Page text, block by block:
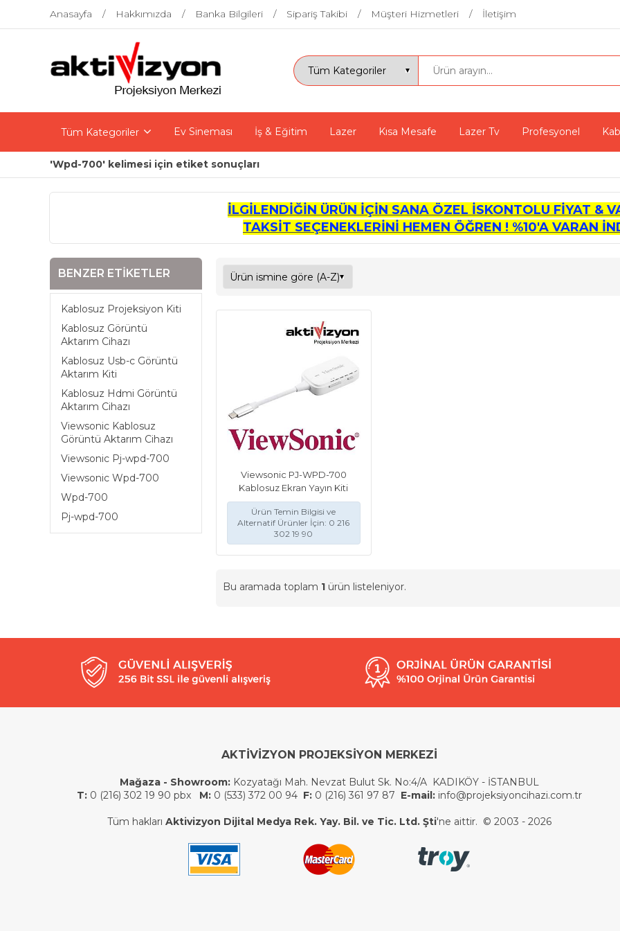
Anasayfa Hakkımızda Banka Bilgileri Sipariş Takibi Müşteri Hizmetleri İletişim
Tüm Kategoriler Ev Sineması İş & Eğitim Lazer Kısa Mesafe Lazer Tv Profesyonel
'Wpd-700' kelimesi için etiket sonuçları
İLGİLENDİĞİN ÜRÜN İÇİN SANA ÖZEL İSKONTOLU FİYAT &
TAKSİT SEÇENEKLERİNİ HEMEN ÖĞREN ! %10'A VARAN
BENZER ETIKETLER
Kablosuz Projeksiyon Kiti
Kablosuz Görüntü
Aktarım Cihazı
Kablosuz Usb-c Görüntü
Aktarım Kiti
Kablosuz Hdmi Görüntü
Aktarım Cihazı
Viewsonic Kablosuz
Görüntü Aktarım Cihazı
Viewsonic Pj-wpd-700
Viewsonic Wpd-700
Wpd-700
Pj-wpd-700
Viewsonic PJ-WPD-700
Kablosuz Ekran Yayın Kiti
Ürün Temin Bilgisi ve
Alternatif Ürünler İçin: 0 216
302 19 90
Bu aramada toplam 1 ürün listeleniyor.
AKTİVİZYON PROJEKSİYON MERKEZİ
Mağaza - Showroom:Kozyatağı Mah. Nevzat Bulut Sk. No:4/A KADIKÖY - İSTANBUL
T:0 (216) 302 19 90 pbx M:0 (533) 372 00 94 F:0 (216) 361 97 87 E-mail:info@projeksiyoncihazi.com.tr
Tüm hakları Aktivizyon Dijital Medya Rek. Yay. Bil. ve Tic. Ltd. Şti'ne aittir. © 2003 - 2026